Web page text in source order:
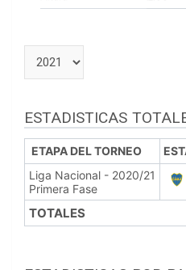
ESTADISTICAS
ETAPA DEL TORNEO
Liga Nacional - 2020/21
Primera Fase
TOTALES